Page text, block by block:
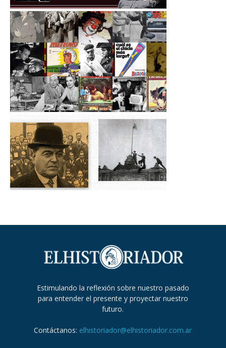
Estimulando la reflexión sobre nuestro pasado
para entender el presente y proyectar nuestro
futuro.
Contáctanos: elhistoriador@elhistoriador.com.ar